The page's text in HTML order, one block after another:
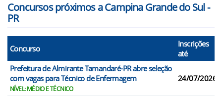
Concursos próximos a Campina Grande do Sul -
PR
Concurso
Inscrições
até
Prefeitura de Almirante Tamandaré-PR abre seleção
com vagas para Técnico de Enfermagem
NÍVEL: MÉDIO E TÉCNICO
24/07/2026